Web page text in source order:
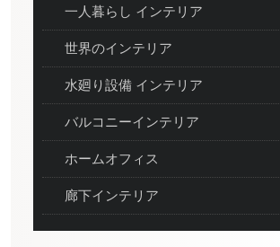
一人暮らし インテリア
世界のインテリア
水廻り設備 インテリア
バルコニーインテリア
ホームオフィス
廊下インテリア